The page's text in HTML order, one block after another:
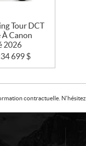
Tour DCT
Canon
2026
34 699 $
contractuelle.